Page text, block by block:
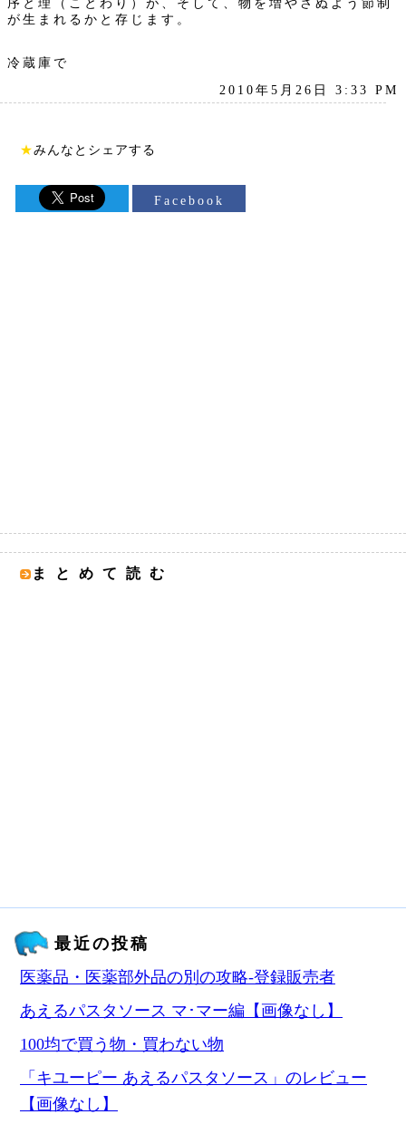
が生まれるかと存じます。
冷蔵庫で
2010年5月26日 3:33 PM
★みんなとシェアする
Facebook
まとめて読む
最近の投稿
医薬品・医薬部外品の別の攻略‐登録販売者
あえるパスタソース マ･マー編【画像なし】
100均で買う物・買わない物
「キユーピー あえるパスタソース」のレビュー
【画像なし】